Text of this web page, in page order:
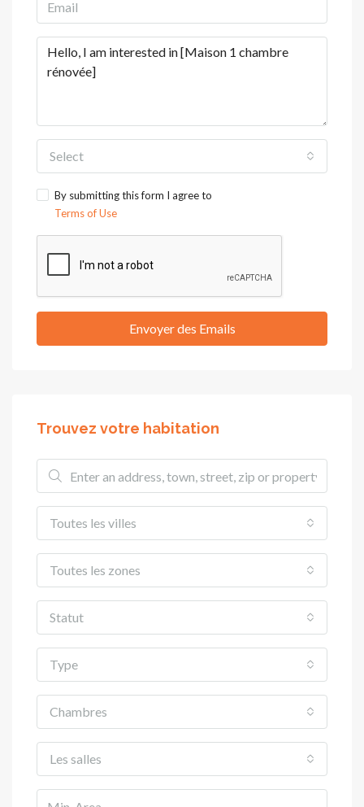
Select
By submitting this form I agree to
Terms of Use
Envoyer des Emails
Trouvez votre habitation
Toutes les villes
Toutes les zones
Statut
Type
Chambres
Les salles